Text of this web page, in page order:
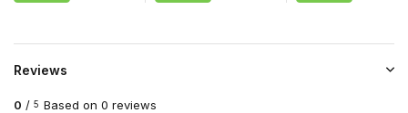
Reviews
0 / 5 Based on 0 reviews